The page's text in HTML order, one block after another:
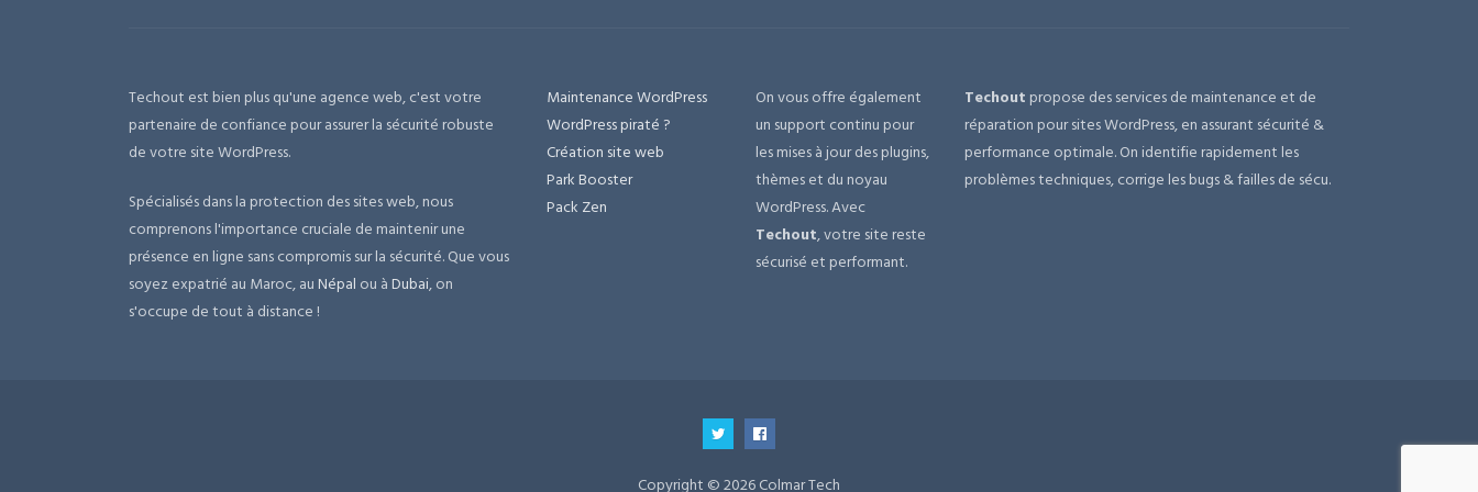
Techout est bien plus qu'une agence web, c'est votre
partenaire de confiance pour assurer la sécurité robuste
de votre site WordPress.
Spécialisés dans la protection des sites web, nous
comprenons l'importance cruciale de maintenir une
présence en ligne sans compromis sur la sécurité. Que vous
soyez expatrié au Maroc, auNépal ou àDubai, on
s'occupe de tout à distance !
Maintenance WordPress
WordPress piraté ?
Création site web
Park Booster
Pack Zen
On vous offre également
un support continu pour
les mises à jour des plugins,
thèmes et du noyau
WordPress. Avec
Techout, votre site reste
sécurisé et performant.
Techout propose des services de maintenance et de
réparation pour sites WordPress, en assurant sécurité &
performance optimale. On identifie rapidement les
problèmes techniques, corrige les bugs & failles de sécu.
Copyright © 2026 Colmar Tech